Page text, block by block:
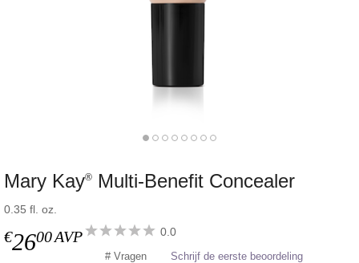
Mary Kay® Multi-Benefit Concealer
0.35 fl. oz.
€2600AVP 0.0
# Vragen Schrijf de eerste beoordeling